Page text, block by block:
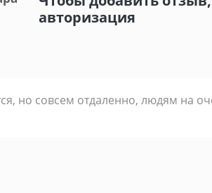
авторизация
но совсем отдаленно, людям на